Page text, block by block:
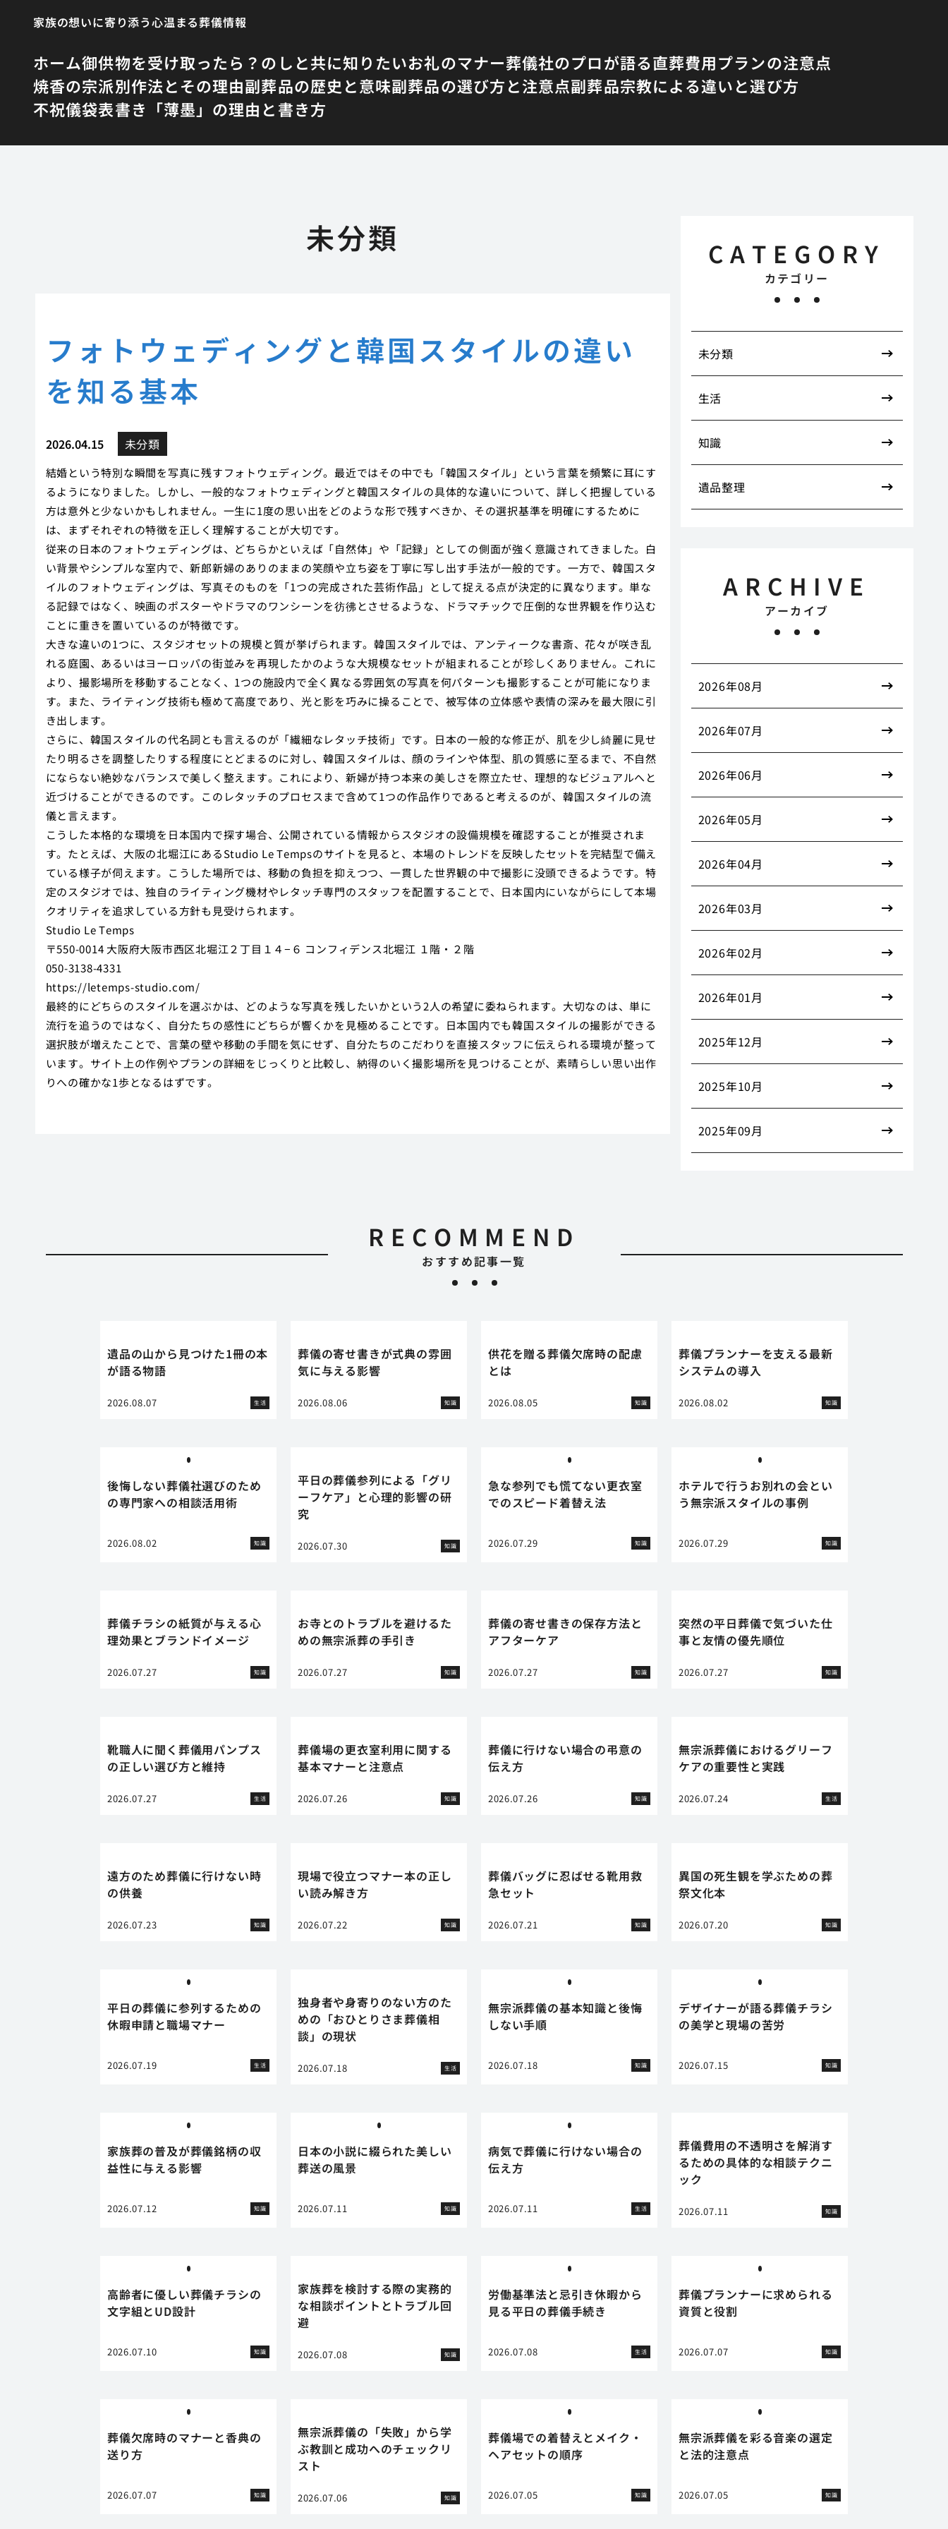
家族の想いに寄り添う心温まる葬儀情報
ホーム御供物を受け取ったら？のしと共に知りたいお礼のマナー葬儀社のプロが語る直葬費用プランの注意点
焼香の宗派別作法とその理由副葬品の歴史と意味副葬品の選び方と注意点副葬品宗教による違いと選び方
不祝儀袋表書き「薄墨」の理由と書き方
未分類
フォトウェディングと韓国スタイルの違い
を知る基本
2026.04.15 未分類
結婚という特別な瞬間を写真に残すフォトウェディング。最近ではその中でも「韓国スタイル」という言葉を頻繁に耳にす
るようになりました。しかし、一般的なフォトウェディングと韓国スタイルの具体的な違いについて、詳しく把握している
方は意外と少ないかもしれません。一生に1度の思い出をどのような形で残すべきか、その選択基準を明確にするために
は、まずそれぞれの特徴を正しく理解することが大切です。
従来の日本のフォトウェディングは、どちらかといえば「自然体」や「記録」としての側面が強く意識されてきました。白
い背景やシンプルな室内で、新郎新婦のありのままの笑顔や立ち姿を丁寧に写し出す手法が一般的です。一方で、韓国スタ
イルのフォトウェディングは、写真そのものを「1つの完成された芸術作品」として捉える点が決定的に異なります。単な
る記録ではなく、映画のポスターやドラマのワンシーンを彷彿とさせるような、ドラマチックで圧倒的な世界観を作り込む
ことに重きを置いているのが特徴です。
大きな違いの1つに、スタジオセットの規模と質が挙げられます。韓国スタイルでは、アンティークな書斎、花々が咲き乱
れる庭園、あるいはヨーロッパの街並みを再現したかのような大規模なセットが組まれることが珍しくありません。これに
より、撮影場所を移動することなく、1つの施設内で全く異なる雰囲気の写真を何パターンも撮影することが可能になりま
す。また、ライティング技術も極めて高度であり、光と影を巧みに操ることで、被写体の立体感や表情の深みを最大限に引
き出します。
さらに、韓国スタイルの代名詞とも言えるのが「繊細なレタッチ技術」です。日本の一般的な修正が、肌を少し綺麗に見せ
たり明るさを調整したりする程度にとどまるのに対し、韓国スタイルは、顔のラインや体型、肌の質感に至るまで、不自然
にならない絶妙なバランスで美しく整えます。これにより、新婦が持つ本来の美しさを際立たせ、理想的なビジュアルへと
近づけることができるのです。このレタッチのプロセスまで含めて1つの作品作りであると考えるのが、韓国スタイルの流
儀と言えます。
こうした本格的な環境を日本国内で探す場合、公開されている情報からスタジオの設備規模を確認することが推奨されま
す。たとえば、大阪の北堀江にあるStudio Le Tempsのサイトを見ると、本場のトレンドを反映したセットを完結型で備え
ている様子が伺えます。こうした場所では、移動の負担を抑えつつ、一貫した世界観の中で撮影に没頭できるようです。特
定のスタジオでは、独自のライティング機材やレタッチ専門のスタッフを配置することで、日本国内にいながらにして本場
クオリティを追求している方針も見受けられます。
Studio Le Temps
〒550-0014 大阪府大阪市西区北堀江２丁目１４−６ コンフィデンス北堀江 １階・２階
050-3138-4331
https://letemps-studio.com/
最終的にどちらのスタイルを選ぶかは、どのような写真を残したいかという2人の希望に委ねられます。大切なのは、単に
流行を追うのではなく、自分たちの感性にどちらが響くかを見極めることです。日本国内でも韓国スタイルの撮影ができる
選択肢が増えたことで、言葉の壁や移動の手間を気にせず、自分たちのこだわりを直接スタッフに伝えられる環境が整って
います。サイト上の作例やプランの詳細をじっくりと比較し、納得のいく撮影場所を見つけることが、素晴らしい思い出作
りへの確かな1歩となるはずです。
RECOMMEND
おすすめ記事一覧
遺品の山から見つけた1冊の本
が語る物語
2026.08.07 生活
葬儀の寄せ書きが式典の雰囲
気に与える影響
2026.08.06 知識
供花を贈る葬儀欠席時の配慮
とは
2026.08.05 知識
葬儀プランナーを支える最新
システムの導入
2026.08.02 知識
後悔しない葬儀社選びのため
の専門家への相談活用術
2026.08.02 知識
平日の葬儀参列による「グリ
ーフケア」と心理的影響の研
究
2026.07.30 知識
急な参列でも慌てない更衣室
でのスピード着替え法
2026.07.29 知識
ホテルで行うお別れの会とい
う無宗派スタイルの事例
2026.07.29 知識
葬儀チラシの紙質が与える心
理効果とブランドイメージ
2026.07.27 知識
お寺とのトラブルを避けるた
めの無宗派葬の手引き
2026.07.27 知識
葬儀の寄せ書きの保存方法と
アフターケア
2026.07.27 知識
突然の平日葬儀で気づいた仕
事と友情の優先順位
2026.07.27 知識
靴職人に聞く葬儀用パンプス
の正しい選び方と維持
2026.07.27 生活
葬儀場の更衣室利用に関する
基本マナーと注意点
2026.07.26 知識
葬儀に行けない場合の弔意の
伝え方
2026.07.26 知識
無宗派葬儀におけるグリーフ
ケアの重要性と実践
2026.07.24 生活
遠方のため葬儀に行けない時
の供養
2026.07.23 知識
現場で役立つマナー本の正し
い読み解き方
2026.07.22 知識
葬儀バッグに忍ばせる靴用救
急セット
2026.07.21 知識
異国の死生観を学ぶための葬
祭文化本
2026.07.20 知識
平日の葬儀に参列するための
休暇申請と職場マナー
2026.07.19 生活
独身者や身寄りのない方のた
めの「おひとりさま葬儀相
談」の現状
2026.07.18 生活
無宗派葬儀の基本知識と後悔
しない手順
2026.07.18 知識
デザイナーが語る葬儀チラシ
の美学と現場の苦労
2026.07.15 知識
家族葬の普及が葬儀銘柄の収
益性に与える影響
2026.07.12 知識
日本の小説に綴られた美しい
葬送の風景
2026.07.11 知識
病気で葬儀に行けない場合の
伝え方
2026.07.11 生活
葬儀費用の不透明さを解消す
るための具体的な相談テクニ
ック
2026.07.11 知識
高齢者に優しい葬儀チラシの
文字組とUD設計
2026.07.10 知識
家族葬を検討する際の実務的
な相談ポイントとトラブル回
避
2026.07.08 知識
労働基準法と忌引き休暇から
見る平日の葬儀手続き
2026.07.08 生活
葬儀プランナーに求められる
資質と役割
2026.07.07 知識
葬儀欠席時のマナーと香典の
送り方
2026.07.07 知識
無宗派葬儀の「失敗」から学
ぶ教訓と成功へのチェックリ
スト
2026.07.06 知識
葬儀場での着替えとメイク・
ヘアセットの順序
2026.07.05 知識
無宗派葬儀を彩る音楽の選定
と法的注意点
2026.07.05 知識
CATEGORY
カテゴリー
未分類
生活
知識
遺品整理
ARCHIVE
アーカイブ
2026年08月
2026年07月
2026年06月
2026年05月
2026年04月
2026年03月
2026年02月
2026年01月
2025年12月
2025年10月
2025年09月